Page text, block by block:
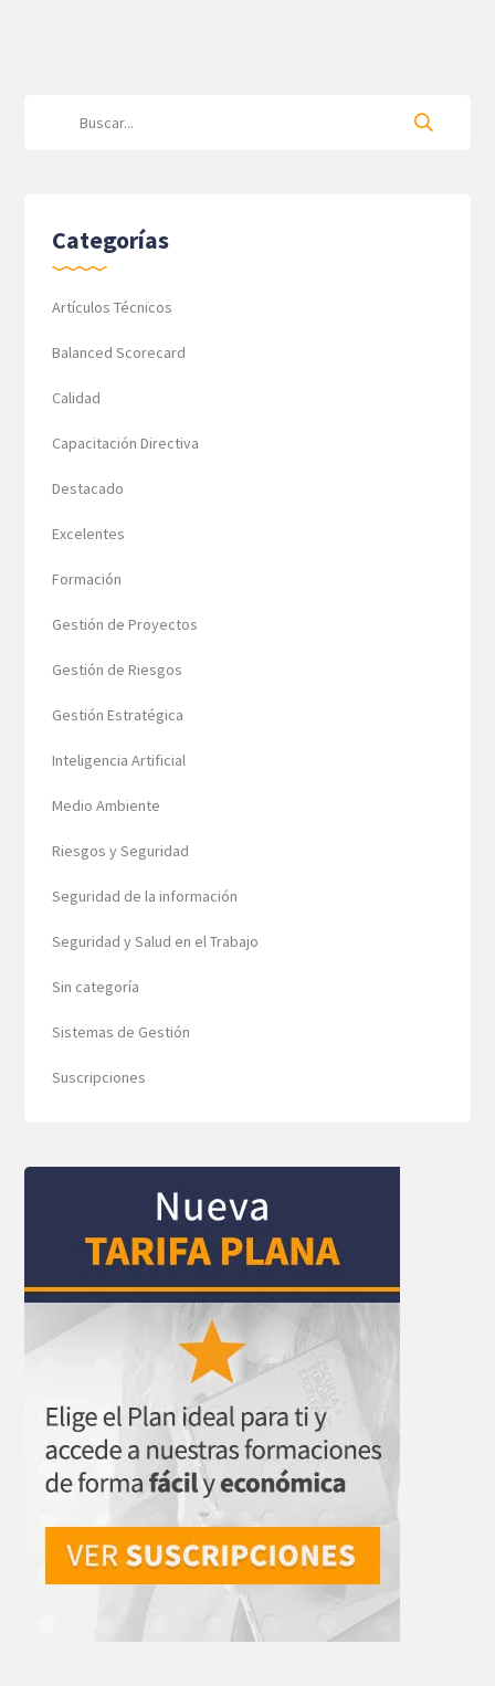
Categorías
Artículos Técnicos
Balanced Scorecard
Calidad
Capacitación Directiva
Destacado
Excelentes
Formación
Gestión de Proyectos
Gestión de Riesgos
Gestión Estratégica
Inteligencia Artificial
Medio Ambiente
Riesgos y Seguridad
Seguridad de la información
Seguridad y Salud en el Trabajo
Sin categoría
Sistemas de Gestión
Suscripciones